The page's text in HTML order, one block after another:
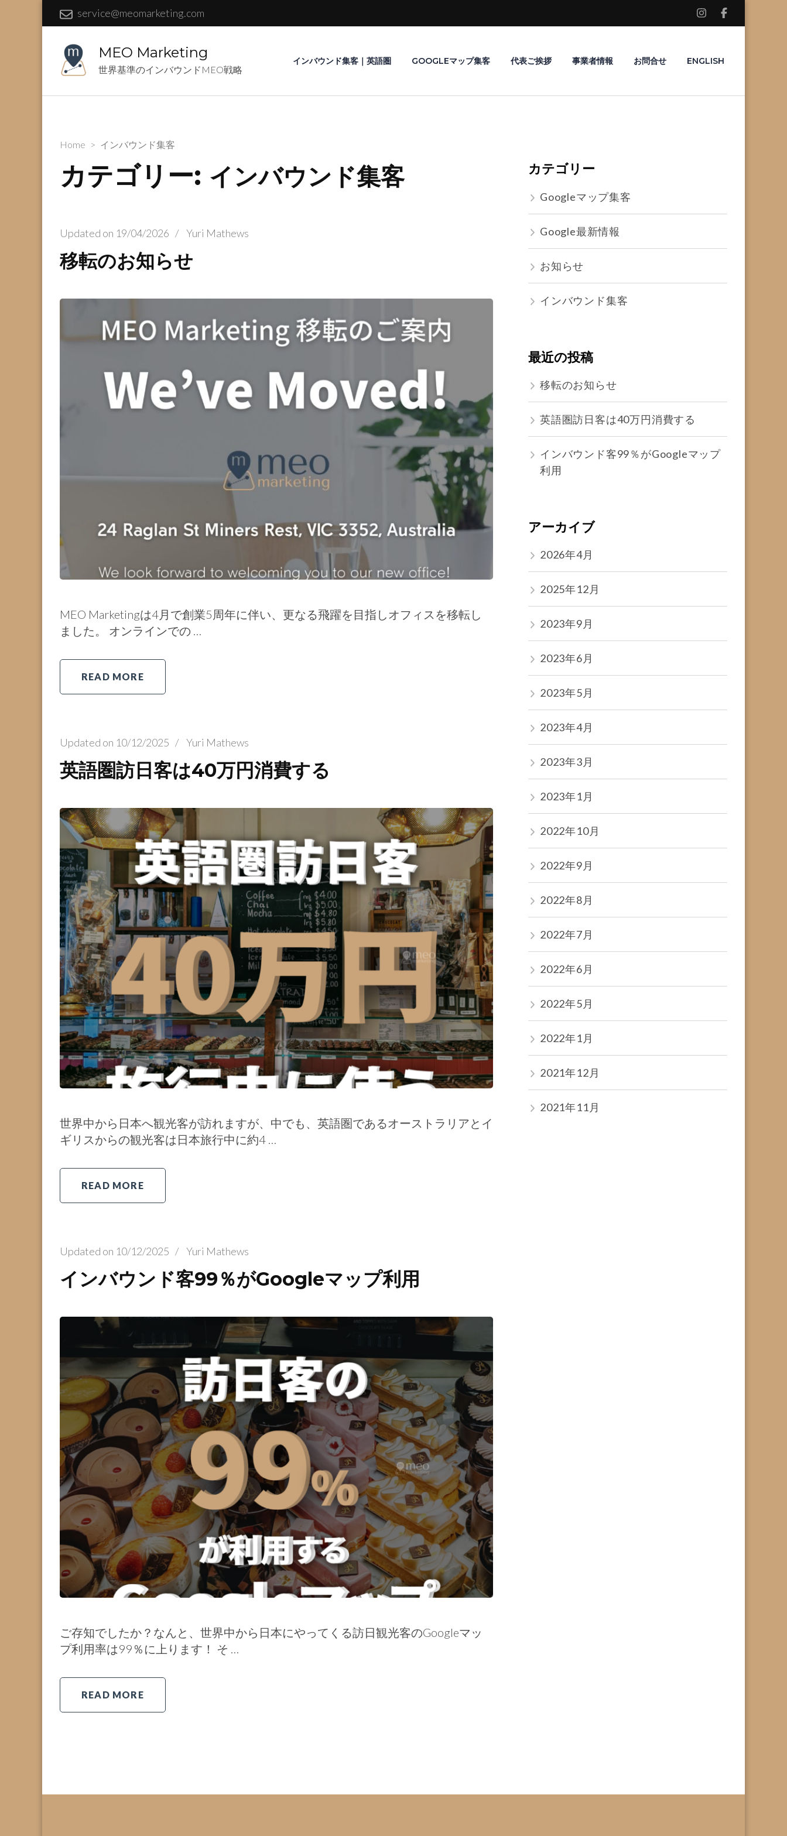
service@meomarketing.com
MEO Marketing
世界基準のインバウンドMEO戦略
インバウンド集客｜英語圏 GOOGLEマップ集客 代表ご挨拶 事業者情報 お問合せ ENGLISH
Home > インバウンド集客
カテゴリー: インバウンド集客
Updated on 19/04/2026 / Yuri Mathews
移転のお知らせ
MEO Marketingは4月で創業5周年に伴い、更なる飛躍を目指しオフィスを移転し
ました。 オンラインでの …
READ MORE
Updated on 10/12/2025 / Yuri Mathews
英語圏訪日客は40万円消費する
世界中から日本へ観光客が訪れますが、中でも、英語圏であるオーストラリアとイ
ギリスからの観光客は日本旅行中に約4 …
READ MORE
Updated on 10/12/2025 / Yuri Mathews
インバウンド客99％がGoogleマップ利用
ご存知でしたか？なんと、世界中から日本にやってくる訪日観光客のGoogleマッ
プ利用率は99％に上ります！ そ …
READ MORE
カテゴリー
Googleマップ集客
Google最新情報
お知らせ
インバウンド集客
最近の投稿
移転のお知らせ
英語圏訪日客は40万円消費する
インバウンド客99％がGoogleマップ
利用
アーカイブ
2026年4月
2025年12月
2023年9月
2023年6月
2023年5月
2023年4月
2023年3月
2023年1月
2022年10月
2022年9月
2022年8月
2022年7月
2022年6月
2022年5月
2022年1月
2021年12月
2021年11月